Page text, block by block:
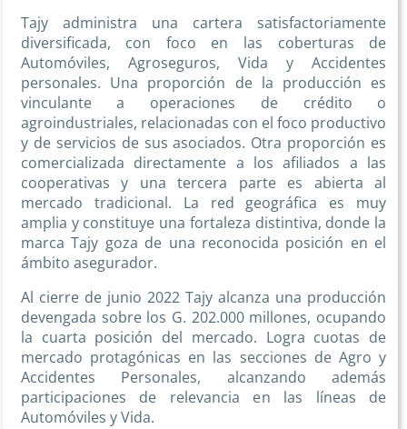
Tajy administra una cartera satisfactoriamente
diversificada, con foco en las coberturas de
Automóviles, Agroseguros, Vida y Accidentes
personales. Una proporción de la producción es
vinculante a operaciones de crédito o
agroindustriales, relacionadas con el foco productivo
y de servicios de sus asociados. Otra proporción es
comercializada directamente a los afiliados a las
cooperativas y una tercera parte es abierta al
mercado tradicional. La red geográfica es muy
amplia y constituye una fortaleza distintiva, donde la
marca Tajy goza de una reconocida posición en el
ámbito asegurador.
Al cierre de junio 2022 Tajy alcanza una producción
devengada sobre los G. 202.000 millones, ocupando
la cuarta posición del mercado. Logra cuotas de
mercado protagónicas en las secciones de Agro y
Accidentes Personales, alcanzando además
participaciones de relevancia en las líneas de
Automóviles y Vida.